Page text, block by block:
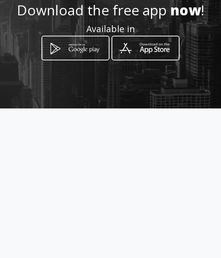
Location
How to get
Download the free appnow!
Available in